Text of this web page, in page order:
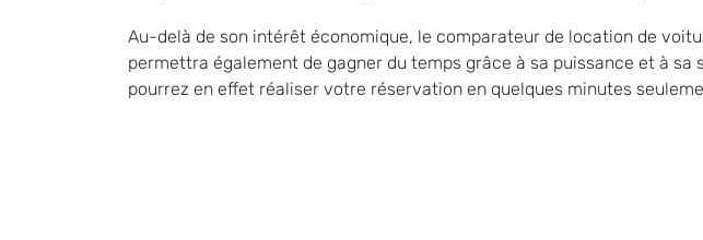
Au-delà de son intérêt économique, le comparateur de location de
permettra également de gagner du temps grâce à sa puissance et à sa
pourrez en effet réaliser votre réservation en quelques minutes